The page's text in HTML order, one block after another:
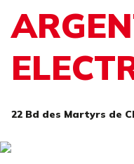
22 Bd des Martyrs de